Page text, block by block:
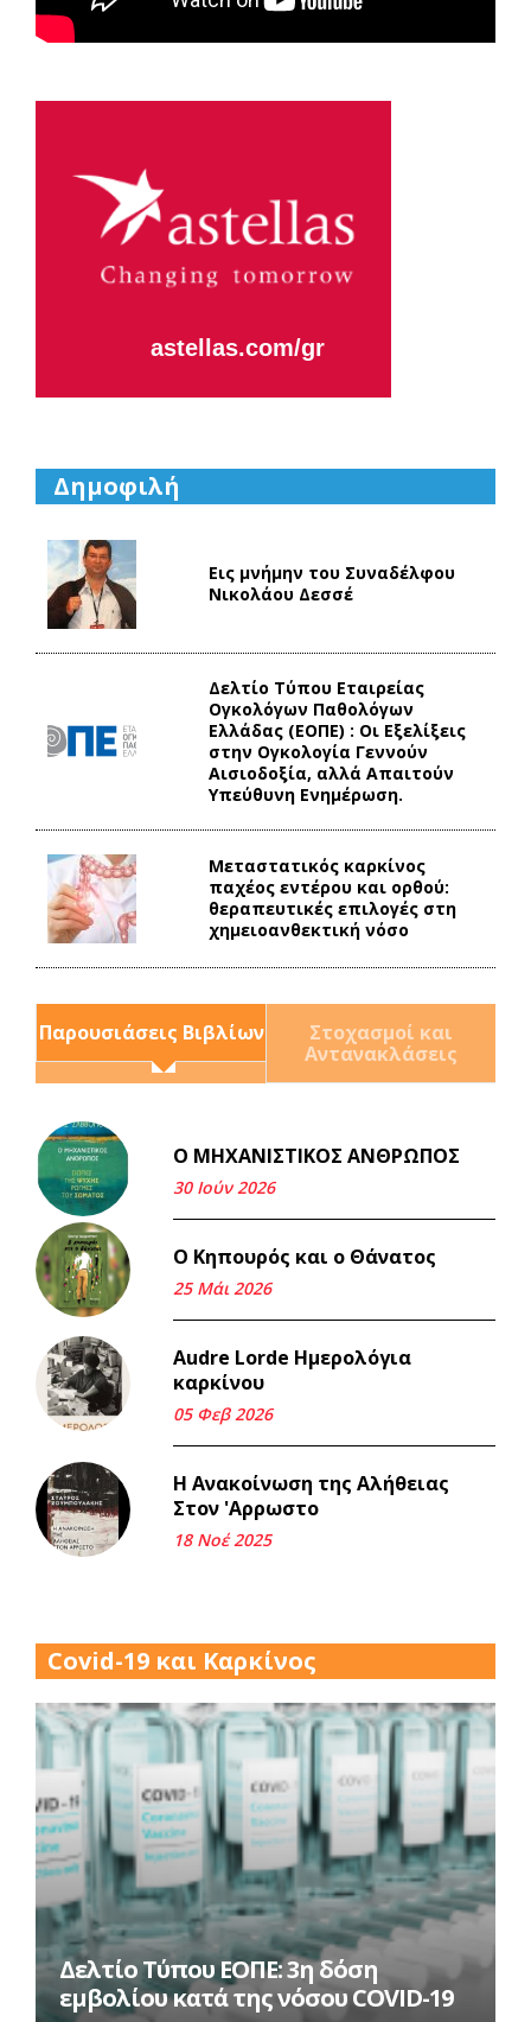
astellas.com/gr
Δημοφιλή
Εις μνήμην του Συναδέλφου
Νικολάου Δεσσέ
Δελτίο Τύπου Eταιρείας
Ογκολόγων Παθολόγων
Ελλάδας (ΕΟΠΕ) : Οι Εξελίξεις
στην Ογκολογία Γεννούν
Αισιοδοξία, αλλά Απαιτούν
Υπεύθυνη Ενημέρωση.
Mεταστατικός καρκίνος
παχέος εντέρου και ορθού:
θεραπευτικές επιλογές στη
χημειοανθεκτική νόσο
Παρουσιάσεις Βιβλίων
Στοχασμοί και
Αντανακλάσεις
Ο ΜΗΧΑΝΙΣΤΙΚΟΣ ΑΝΘΡΩΠΟΣ
30 Ιούν 2026
Ο Κηπουρός και ο Θάνατος
25 Μάι 2026
Audre Lorde Ημερολόγια
καρκίνου
05 Φεβ 2026
Η Ανακοίνωση της Αλήθειας
Στον 'Αρρωστο
18 Νοέ 2025
Και τα λεφτά ξαναγυρίζουν
σε σένα.
Μνήμη Νίκου Μαλάμου
Iμάντες και μετα - πράτες
(βαποράκια) μέρος
δεύτερον, με τον τρόπο του
06 Φεβ 2026
Covid-19 και Καρκίνος
Δελτίο Τύπου ΕΟΠΕ: 3η δόση
εμβολίου κατά της νόσου COVID-19